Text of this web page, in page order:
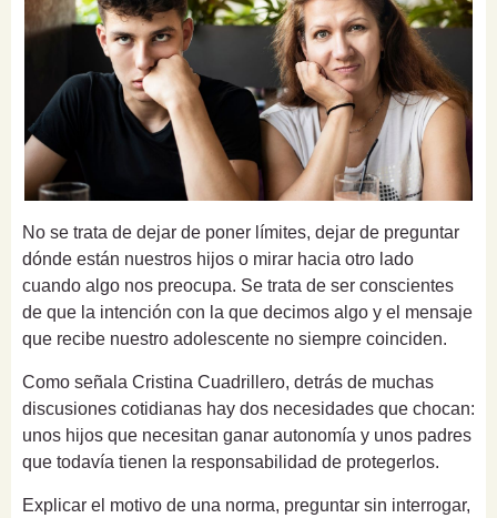
No se trata de dejar de poner límites, dejar de preguntar
dónde están nuestros hijos o mirar hacia otro lado
cuando algo nos preocupa. Se trata de ser conscientes
de que la intención con la que decimos algo y el mensaje
que recibe nuestro adolescente no siempre coinciden.
Como señala Cristina Cuadrillero, detrás de muchas
discusiones cotidianas hay dos necesidades que chocan:
unos hijos que necesitan ganar autonomía y unos padres
que todavía tienen la responsabilidad de protegerlos.
Explicar el motivo de una norma, preguntar sin interrogar,